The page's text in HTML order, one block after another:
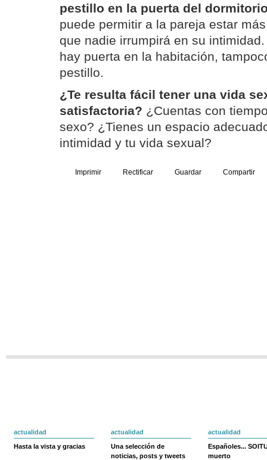
pestillo en la puerta del
puede permitir a la pareja estar
que nadie irrumpirá en su
hay puerta en la habitación,
pestillo.
¿Te resulta fácil tener una vida
satisfactoria? ¿Cuentas con
sexo? ¿Tienes un espacio
intimidad y tu vida sexual?
Imprimir Rectificar Guardar Compartir
actualidad
Hasta la vista y gracias
actualidad
Una selección de
noticias, posts y tweets
actualidad
Españoles...
muerto